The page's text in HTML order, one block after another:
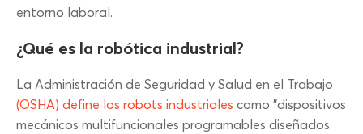
entorno laboral.
¿Qué es la robótica industrial?
La Administración de Seguridad y Salud en el Trabajo
(OSHA) define los robots industriales como "dispositivos
mecánicos multifuncionales programables diseñados